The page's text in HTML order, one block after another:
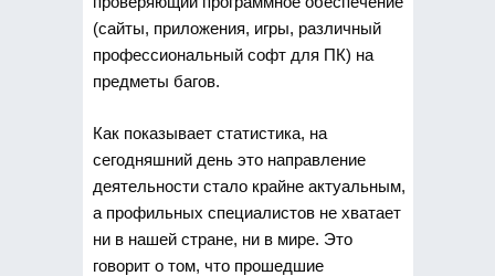
(сайты, приложения, игры, различный
профессиональный софт для ПК) на
предметы багов.
Как показывает статистика, на
сегодняшний день это направление
деятельности стало крайне актуальным,
а профильных специалистов не хватает
ни в нашей стране, ни в мире. Это
говорит о том, что прошедшие